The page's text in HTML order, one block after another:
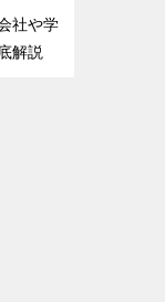
社や学
解説